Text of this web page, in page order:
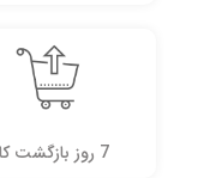
7 روز بازگشت کالا